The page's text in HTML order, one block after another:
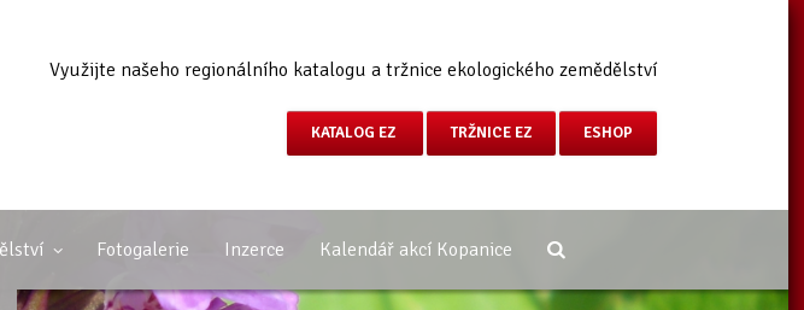
Využijte našeho regionálního katalogu a tržnice ekologického zemědělství
KATALOG EZ TRŽNICE EZ ESHOP
Fotogalerie Inzerce Kalendář akcí Kopanice